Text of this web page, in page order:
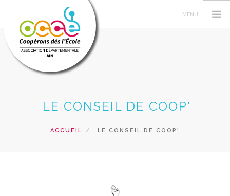
GERER SA COOPERATIVE
LE CONSEIL DE COOP'
ACCUEIL LE CONSEIL DE COOP'